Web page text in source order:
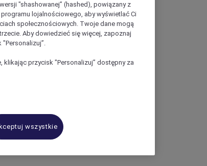
"shashowanej” (hashed), powiązany z
lojalnościowego, aby wyświetlać Ci
społecznościowych. Twoje dane mogą
Aby dowiedzieć się więcej, zapoznaj
"Personalizuj”.
przycisk "Personalizuj” dostępny za
wszystkie